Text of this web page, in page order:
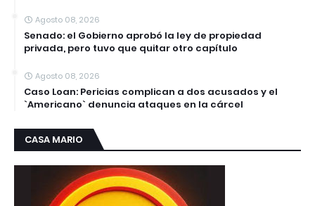
Agosto 08, 2026
Senado: el Gobierno aprobó la ley de propiedad
privada, pero tuvo que quitar otro capítulo
Agosto 08, 2026
Caso Loan: Pericias complican a dos acusados y el
`Americano` denuncia ataques en la cárcel
CASA MARIO